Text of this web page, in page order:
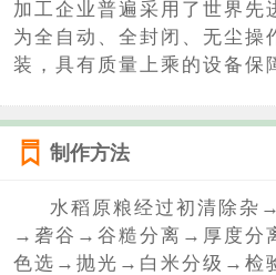
加工企业普遍采用了世界先
为全自动、全封闭、无尘操
装，具有质量上乘的设备保
制作方法
水稻原粮经过初清除
→砻谷→谷糙分离→厚度分
色选→抛光→白米分级→检